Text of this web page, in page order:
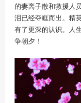
的妻离子散和救援人
泪已经夺眶而出。精
有了更深的认识。人
争朝夕！